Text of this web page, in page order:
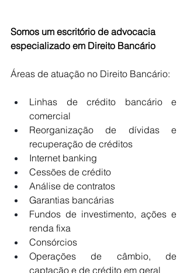
Somos um escritório de advocacia
especializado em Direito Bancário
Áreas de atuação no Direito Bancário:
Linhas de crédito bancário e
comercial
Reorganização de dívidas e
recuperação de créditos
Internet banking
Cessões de crédito
Análise de contratos
Garantias bancárias
Fundos de investimento, ações e
renda fixa
Consórcios
Operações de câmbio, de
captação e de crédito em geral